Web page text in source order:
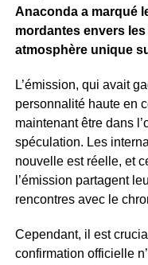
Anaconda a marqué
mordantes envers
atmosphère unique
L’émission, qui avait
personnalité haute en
maintenant être dans
spéculation. Les
nouvelle est réelle, et
l’émission partagent
rencontres avec le
Cependant, il est
confirmation officielle